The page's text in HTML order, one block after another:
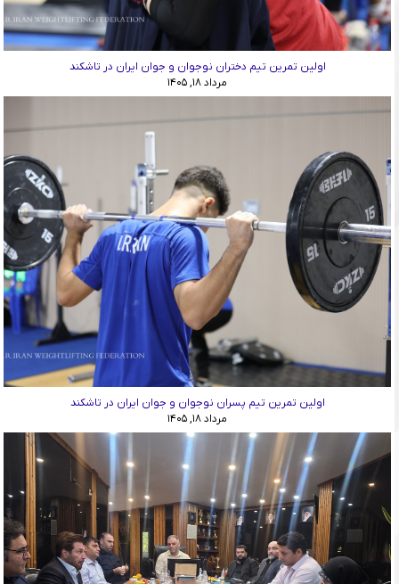
اولین تمرین تیم دختران نوجوان و جوان ایران در تاشکند
مرداد ۱۸, ۱۴۰۵
اولین تمرین تیم پسران نوجوان و جوان ایران در تاشکند
مرداد ۱۸, ۱۴۰۵